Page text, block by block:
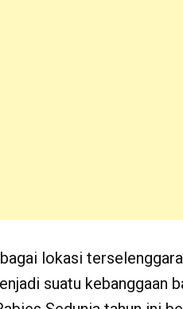
lokasi
suatu kebanggaan